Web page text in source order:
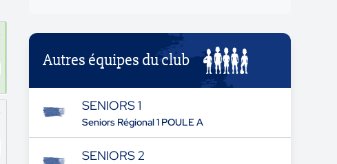
Autres équipes du club
SENIORS 1
Seniors Régional 1 POULE A
SENIORS 2